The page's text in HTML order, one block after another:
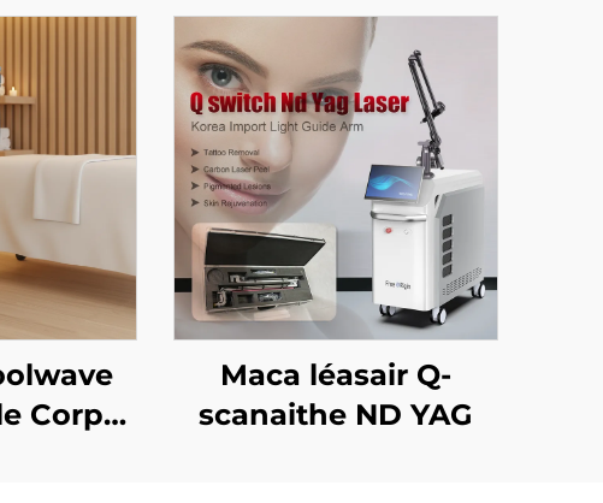
Corpas
Maca léasair Q-
scanaithe ND YAG